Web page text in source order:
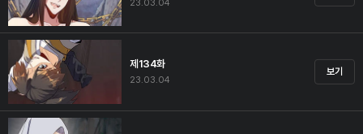
23.03.04
제134화
23.03.04
보기